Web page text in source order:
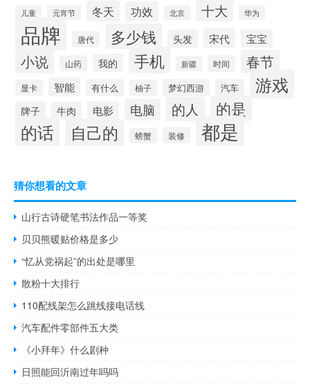
儿童 元宵节 冬天 功效 北京 十大 华为
品牌 唐代 多少钱 头发 宋代 宝宝
小说 山药 我的 手机 新疆 时间 春节
显卡 智能 有什么 柚子 梦幻西游 汽车 游戏
牌子 牛肉 电影 电脑 的人 的是
的话 自己的 螃蟹 装修 都是
猜你想看的文章
山行古诗硬笔书法作品一等奖
贝贝熊暖贴价格是多少
“忆从党祸起”的出处是哪里
散粉十大排行
110配线架怎么跳线接电话线
汽车配件零部件五大类
《小拜年》什么剧种
日照能回沂南过年吗吗